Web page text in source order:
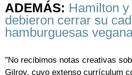
ADEMÁS: Hamilton
debieron cerrar su
hamburguesas
"No recibimos notas creativas
Gilroy, cuyo extenso currículum